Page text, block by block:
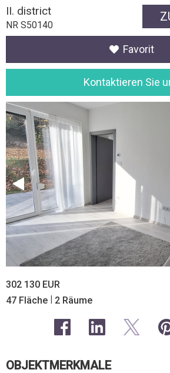
II. district
NR S50140
Favorit
Kontaktieren Sie
302 130 EUR
47 Fläche | 2 Räume
OBJEKTMERKMALE